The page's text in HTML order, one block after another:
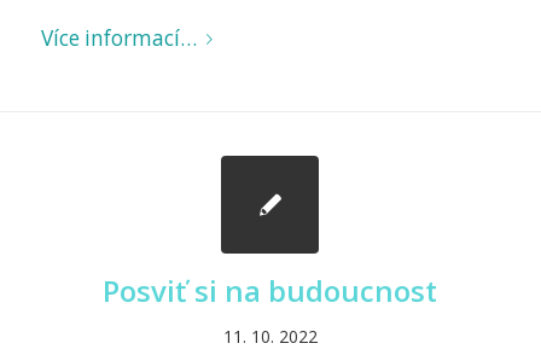
Více informací…
Posviť si na budoucnost
11. 10. 2022